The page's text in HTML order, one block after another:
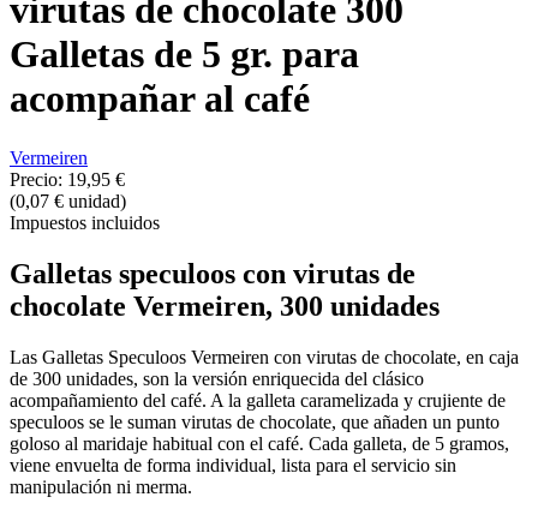
virutas de chocolate 300
Galletas de 5 gr. para
acompañar al café
Vermeiren
Precio: 19,95 €
(0,07 € unidad)
Impuestos incluidos
Galletas speculoos con virutas de
chocolate Vermeiren, 300 unidades
Las Galletas Speculoos Vermeiren con virutas de chocolate, en caja
de 300 unidades, son la versión enriquecida del clásico
acompañamiento del café. A la galleta caramelizada y crujiente de
speculoos se le suman virutas de chocolate, que añaden un punto
goloso al maridaje habitual con el café. Cada galleta, de 5 gramos,
viene envuelta de forma individual, lista para el servicio sin
manipulación ni merma.